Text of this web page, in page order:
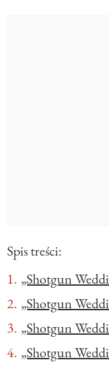
Spis treści:
„Shotgun
„Shotgun
„Shotgun
„Shotgun